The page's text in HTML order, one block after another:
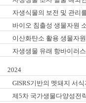
자생식물의 보전 및 관리
바이오 침출성 생물자원
이산화탄소 활용 생물자
자생생물 유래 항바이러
2024
GISRS기반의 멧돼지 서
제5차 국가생물다양성전